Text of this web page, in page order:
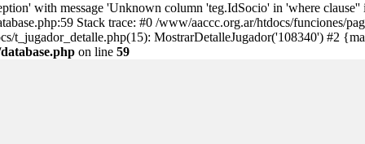
with message 'Unknown column 'teg.IdSocio' in 'where clause''
Stack trace: #0 /www/aaccc.org.ar/htdocs/funciones/
t_jugador_detalle.php(15): MostrarDetalleJugador('108340') #2
on line 59